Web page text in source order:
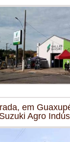
em
Agro